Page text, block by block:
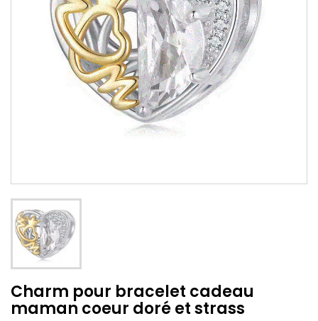
Charm pour bracelet cadeau
maman coeur doré et strass